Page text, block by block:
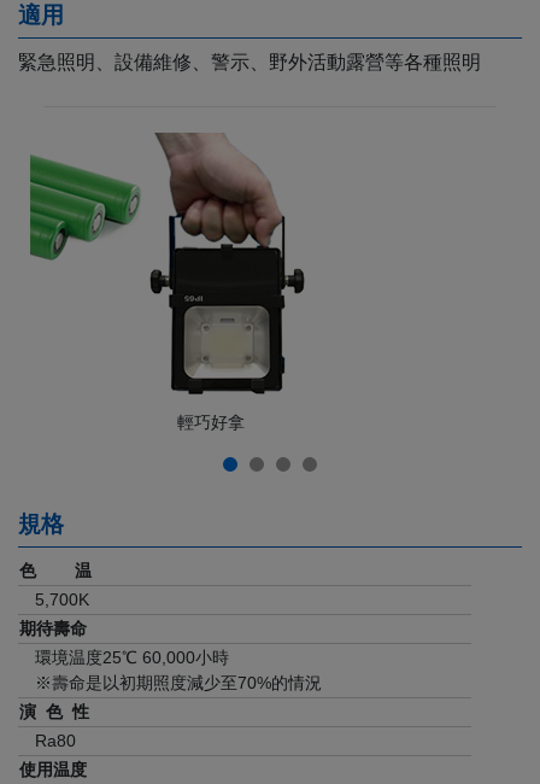
適用
緊急照明、設備維修、警示、野外活動露營等各種照明
輕巧好拿
規格
色 温
5,700K
期待壽命
環境温度25℃ 60,000小時
※壽命是以初期照度減少至70%的情況
演 色 性
Ra80
使用温度